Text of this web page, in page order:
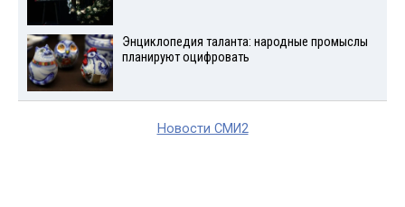
Энциклопедия таланта: народные промыслы
планируют оцифровать
Новости СМИ2